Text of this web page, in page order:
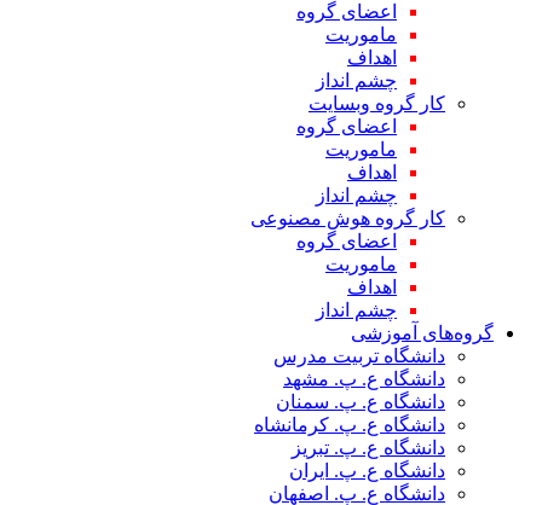
اعضای گروه
ماموریت
اهداف
چشم انداز
کار گروه وبسایت
اعضای گروه
ماموریت
اهداف
چشم انداز
کار گروه هوش مصنوعی
اعضای گروه
ماموریت
اهداف
چشم انداز
گروه‌های آموزشی
دانشگاه تربیت مدرس
دانشگاه ع. پ. مشهد
دانشگاه ع. پ. سمنان
دانشگاه ع. پ. کرمانشاه
دانشگاه ع. پ. تبریز
دانشگاه ع. پ. ایران
دانشگاه ع. پ. اصفهان